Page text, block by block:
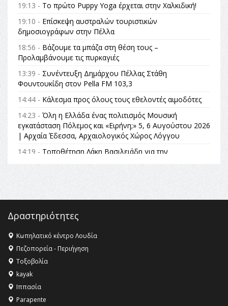
19:13 - Το πρώτο Puppy Yoga έρχεται στην Χαλκιδική!
19:10 - Επίσκεψη αυστραλών τουριστικών
δημοσιογράφων στην Πέλλα
18:56 - Βάζουμε τα μπάζα στη θέση τους –
Προλαμβάνουμε τις πυρκαγιές
13:39 - Συνέντευξη Δημάρχου Πέλλας Στάθη
Φουντουκίδη στον Pella FM 103,3
14:44 - Κάλεσμα προς όλους τους εθελοντές αιμοδότες
14:23 - Όλη η Ελλάδα ένας πολιτισμός Μουσική
εγκατάσταση Πόλεμος και «Ειρήνη;» 5, 6 Αυγούστου 2026
| Αρχαία Έδεσσα, Αρχαιολογικός Χώρος Λόγγου
14:19 - Τοποθέτηση Λάκη Βασιλειάδη για την
Αναθεώρηση του Συντάγματος: «Σε τέτοιες κορυφαίες
θεσμικές διαδικασίες υπάρχει μόνο η ευθύνη απέναντι
στις επόμενες γενιές»
16:35 -Το πρόγραμμα του ΠΑΟΚ στον δεύτερο γύρο του
16:27 - Όλυμπος: Εντάχθηκε στον Κατάλογο Παγκόσμιας
Κληρονομιάς της UNESCO – Ομόφωνη η απόφαση Ο
Όλυμπος αναγνωρίστηκε ως φυσικό και πολιτιστικό
αγαθό εξέχουσας οικουμενικής αξίας για την
ανθρωπότητα
16:18 -
ΣΤΗΝ ΕΔΕΣΣΑ
Δραστηριότητες
Κωπηλατικό κέντρο Λουδία
Πεζοπορεία - Περιήγηση
Τοξοβολία
kayak
Ιππασία
Parapente